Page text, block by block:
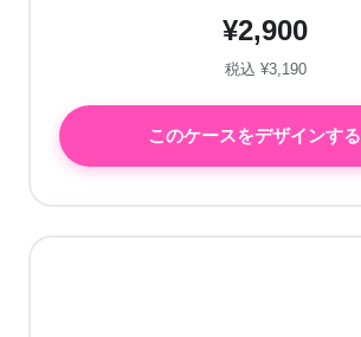
¥2,900
税込 ¥3,190
このケースをデザインする